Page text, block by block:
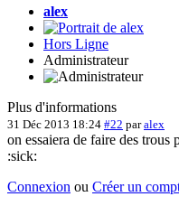
alex
Hors Ligne
Administrateur
Plus d'informations
31 Déc 2013 18:24 #22 paralex
on essaiera de faire des trous
:sick:
Connexion ou Créer un